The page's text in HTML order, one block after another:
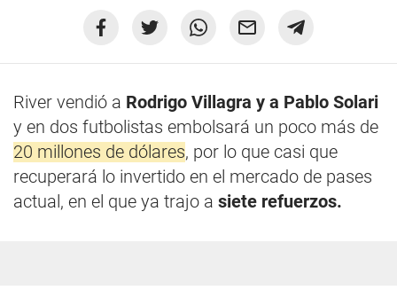
River vendió a Rodrigo Villagra y a Pablo Solari
y en dos futbolistas embolsará un poco más de
20 millones de dólares, por lo que casi que
recuperará lo invertido en el mercado de pases
actual, en el que ya trajo a siete refuerzos.